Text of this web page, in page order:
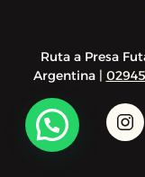
Ruta a Presa
Argentina |